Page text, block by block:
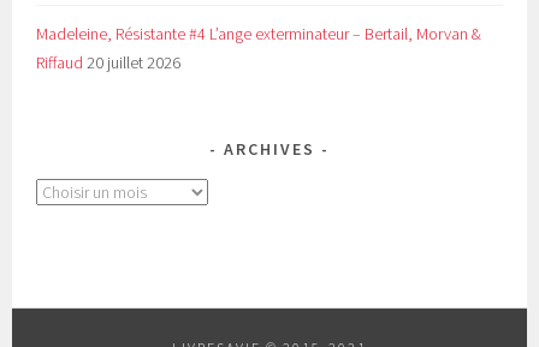
Madeleine, Résistante #4 L’ange exterminateur – Bertail, Morvan &
Riffaud 20 juillet 2026
ARCHIVES
Archives